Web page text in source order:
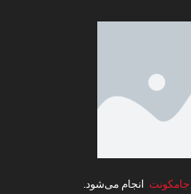
جامکونت انجام می‌شود.